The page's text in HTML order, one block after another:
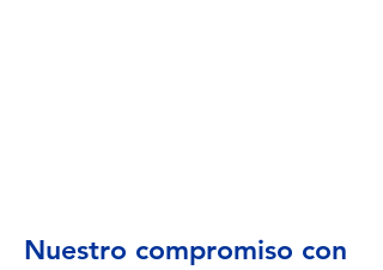
Nuestro compromiso con